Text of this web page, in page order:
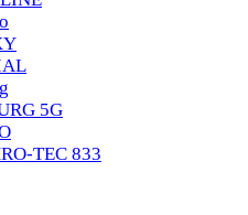
5G
TEC 833